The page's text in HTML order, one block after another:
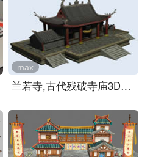
兰若寺,古代残破寺庙3D模型..
max